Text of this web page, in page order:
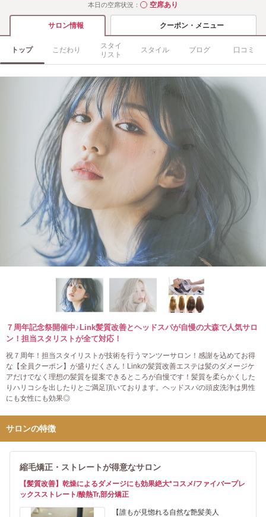
本日の空席状況： ◯空席あり
サロン情報 クーポン・メニュー
トップ こだわり
スタイ
リスト
スタイル ブログ 口コミ
７周年記念祭開催中♪Link髪質改善とヘッドスパが自慢の大森で人気サロ
ン！担当スタリストが全て対応！
祝７周年！担当スタイリストが技術を行うマンツーサロン！感謝を込めてお得
な【全員クーポン】が盛りだくさん！Linkの髪質改善エステは髪のダメージケ
アだけでなく理想の髪質を提案できるところが自慢です！髪質を柔らかくした
りハリコシを出したりとご満足頂いております。ヘッドスパの頭皮洗浄は男性
にも女性にも効果◎
サロンの特徴
縮毛矯正・ストレートが得意なサロン
【髪質改善】乾燥によるダメージにも効果絶大*コスメ/ファイバープレ
ックスストレート/酸熱Tr,部分矯正
【誰もが見惚れる自然な艶髪美人